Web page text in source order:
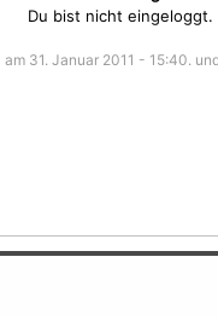
Du bist nicht eingeloggt.
am 31. Januar 2011 - 15:40.